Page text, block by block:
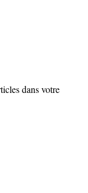
dans votre